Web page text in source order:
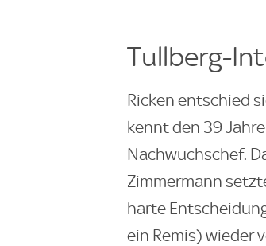
Tullberg-
Ricken entschied
kennt den 39
Nachwuchschef.
Zimmermann
harte
ein Remis) wieder